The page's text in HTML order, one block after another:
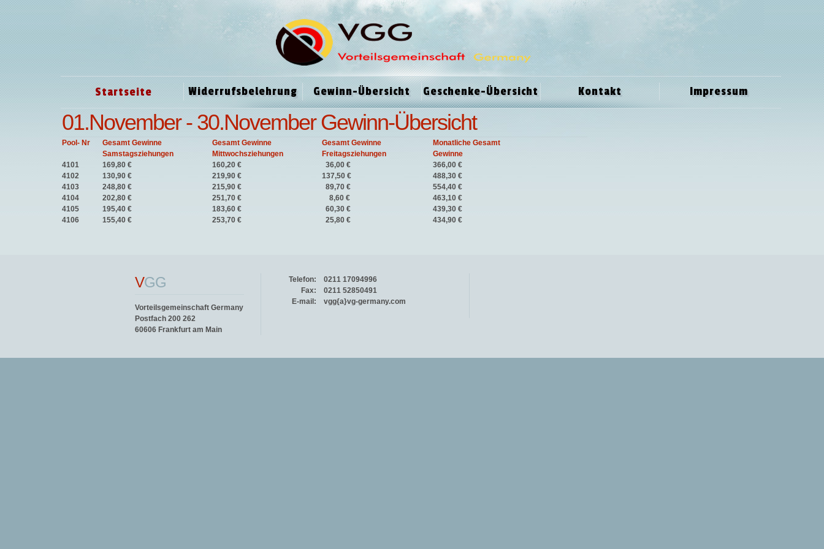
Startseite Widerrufsbelehrung Gewinn-Übersicht Geschenke-Übersicht Kontakt Impressum
01.November - 30.November Gewinn-Übersicht
Pool- Nr
Gesamt Gewinne
Samstagsziehungen
Gesamt Gewinne
Mittwochsziehungen
Gesamt Gewinne
Freitagsziehungen
Monatliche Gesamt
Gewinne
4101
169,80 € 160,20 € 36,00 €
366,00 €
4102
130,90 € 219,90 € 137,50 €
488,30 €
4103
248,80 € 215,90 € 89,70 €
554,40 €
4104
202,80 € 251,70 € 8,60 €
463,10 €
4105
195,40 € 183,60 € 60,30 €
439,30 €
4106
155,40 € 253,70 € 25,80 € 434,90 €
VGG
Vorteilsgemeinschaft Germany
Postfach 200 262
60606 Frankfurt am Main
Telefon:
0211 17094996
Fax:
0211 52850491
E-mail:
vgg{a}vg-germany.com